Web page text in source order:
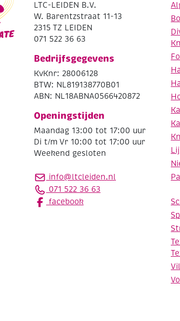
LTC-LEIDEN B.V.
W. Barentzstraat 11-13
2315 TZ LEIDEN
071 522 36 63
Bedrijfsgegevens
KvKnr: 28006128
BTW: NL819138770B01
ABN: NL18ABNA0566420872
Openingstijden
Maandag 13:00 tot 17:00 uur
Di t/m Vr 10:00 tot 17:00 uur
Weekend gesloten
info@ltcleiden.nl
071 522 36 63
facebook